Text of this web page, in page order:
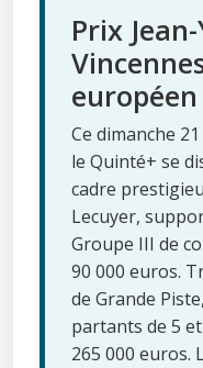
Prix
Ce dimanche
le Quinté+ se
cadre
Lecuyer,
Groupe III de
90 000 euros.
de Grande
partants de 5
265 000 euros.